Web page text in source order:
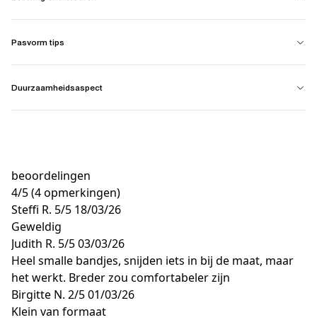
Pasvorm tips
Duurzaamheidsaspect
beoordelingen
4/5(4 opmerkingen)
Steffi R. 5/5 18/03/26
Geweldig
Judith R. 5/503/03/26
Heel smalle bandjes, snijden iets in bij de maat, maar
het werkt. Breder zou comfortabeler zijn
Birgitte N. 2/501/03/26
Klein van formaat